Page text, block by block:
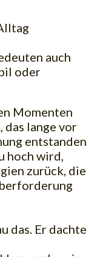
auch
oder
Momenten
das lange vor
entstanden
hoch wird,
zurück, die
das. Er dachte